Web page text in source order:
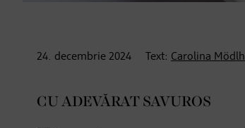
24. decembrie 2024 Text: Carolina
CU ADEVĂRAT SAVUROS